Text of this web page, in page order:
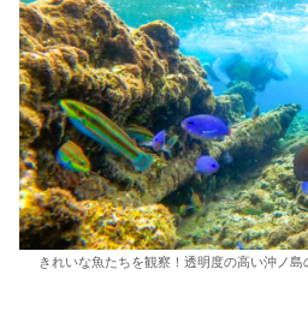
きれいな魚たちを観察！透明度の高い沖ノ